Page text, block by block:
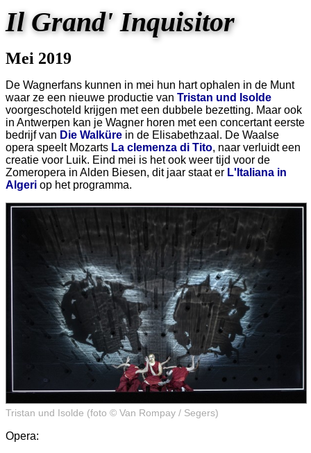
Il Grand' Inquisitor
Mei 2019
De Wagnerfans kunnen in mei hun hart ophalen in de Munt
waar ze een nieuwe productie van Tristan und Isolde
voorgeschoteld krijgen met een dubbele bezetting. Maar ook
in Antwerpen kan je Wagner horen met een concertant eerste
bedrijf van Die Walküre in de Elisabethzaal. De Waalse
opera speelt Mozarts La clemenza di Tito, naar verluidt een
creatie voor Luik. Eind mei is het ook weer tijd voor de
Zomeropera in Alden Biesen, dit jaar staat er L'Italiana in
Algeri op het programma.
Tristan und Isolde (foto © Van Rompay / Segers)
Opera: